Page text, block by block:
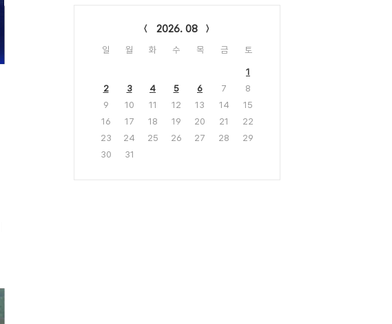
2026. 08
일 월 화 수 목 금 토
1
2
3 4 5 6 7
8
9
10 11 12 13 14
15
16
17 18 19 20 21
22
23
24 25 26 27 28
29
30
31